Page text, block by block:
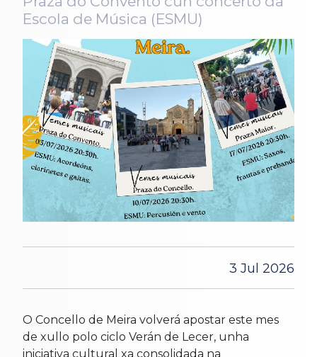
Escola de Música (ESMU)
3 Jul 2026
O Concello de Meira volverá apostar este mes
de xullo polo ciclo Verán de Lecer, unha
iniciativa cultural xa consolidada na